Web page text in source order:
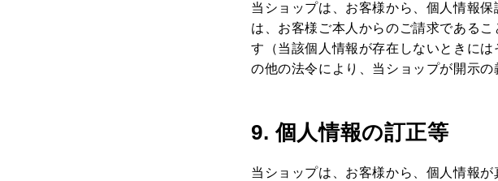
当ショップは、お客様から、個人情報
は、お客様ご本人からのご請求である
す（当該個人情報が存在しないときに
の他の法令により、当ショップが開示
9. 個人情報の訂正等
当ショップは、お客様から、個人情報